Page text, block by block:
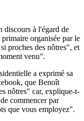
discours à l'égard de
organisée par le
proches des nôtres", et
venu".
a exprimé sa
que Benoît
nôtres" car, explique-t-
commencer par
que vous employez".